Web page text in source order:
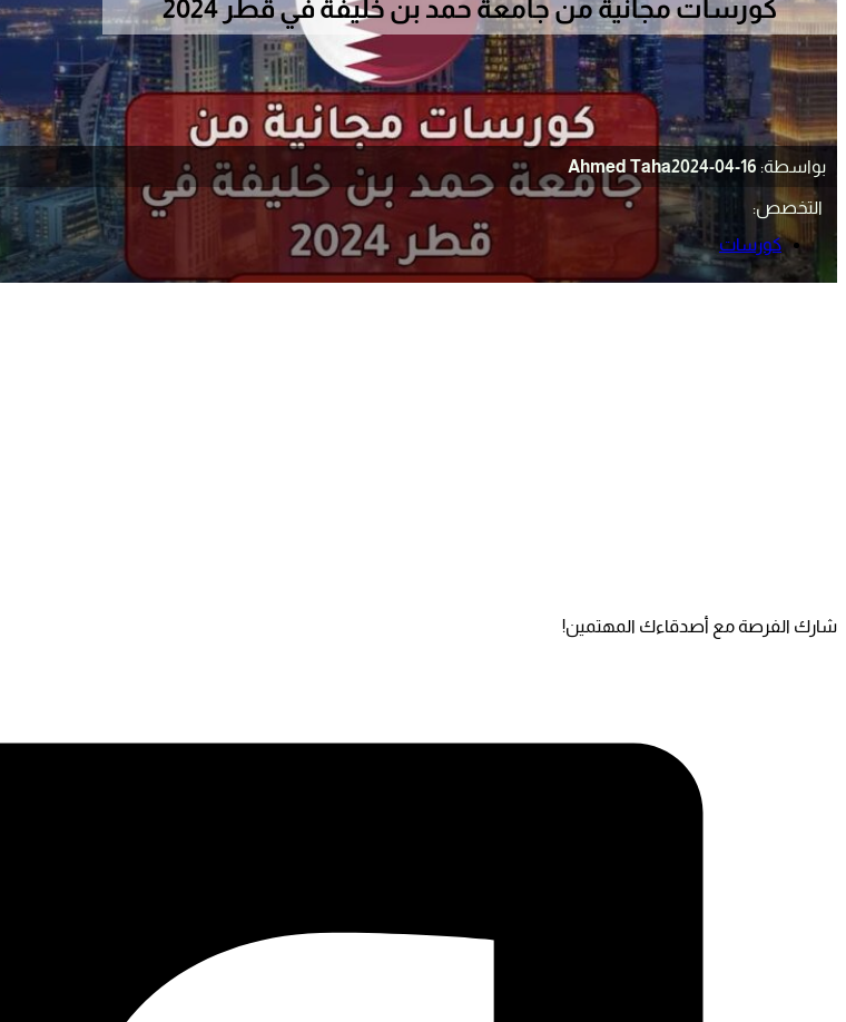
كورسات مجانية من جامعة حمد بن خليفة في قطر 2024
بواسطة: Ahmed Taha2024-04-16
التخصص:
كورسات
شارك الفرصة مع أصدقاءك المهتمين!